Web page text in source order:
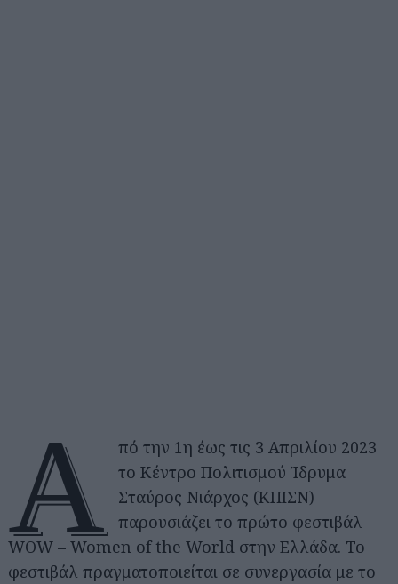
Α
πό την 1η έως τις 3 Απριλίου 2023
το Κέντρο Πολιτισμού Ίδρυμα
Σταύρος Νιάρχος (ΚΠΙΣΝ)
παρουσιάζει το πρώτο φεστιβάλ
WOW – Women of the World στην Ελλάδα. Το
φεστιβάλ πραγματοποιείται σε συνεργασία με το